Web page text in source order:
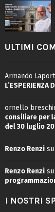
ULTIMI
Armando
L’ESPERIENZA
ornello
consiliare per
del 30 luglio
Renzo Renzi su
Renzo Renzi su
I NOSTRI